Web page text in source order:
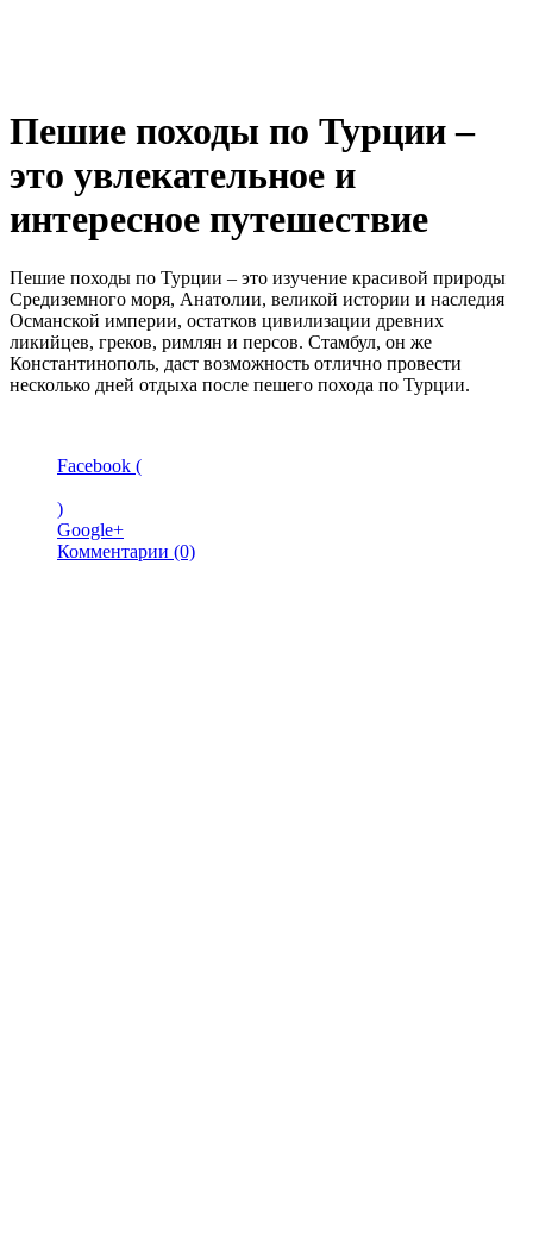
Пешие походы по Турции –
это увлекательное и
интересное путешествие
Пешие походы по Турции – это изучение красивой природы
Средиземного моря, Анатолии, великой истории и наследия
Османской империи, остатков цивилизации древних
ликийцев, греков, римлян и персов. Стамбул, он же
Константинополь, даст возможность отлично провести
несколько дней отдыха после пешего похода по Турции.
Facebook (
)
Google+
Комментарии (0)